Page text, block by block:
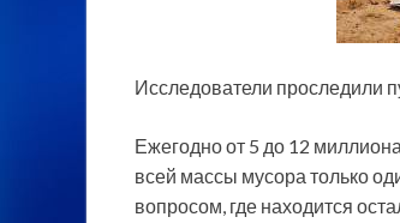
Исследователи проследили
Ежегодно от 5 до 12
всей массы мусора только
вопросом, где находится